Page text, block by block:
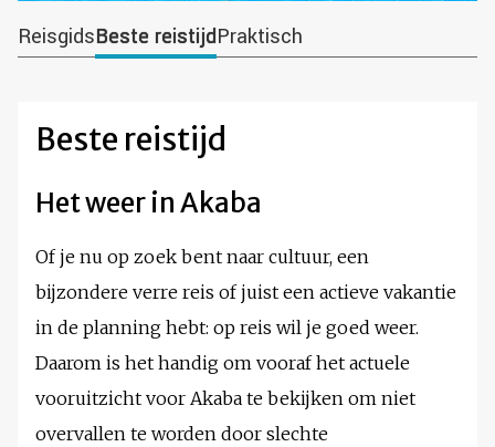
ReisgidsBeste reistijdPraktisch
Beste reistijd
Het weer in Akaba
Of je nu op zoek bent naar cultuur, een
bijzondere verre reis of juist een actieve vakantie
in de planning hebt: op reis wil je goed weer.
Daarom is het handig om vooraf het actuele
vooruitzicht voor Akaba te bekijken om niet
overvallen te worden door slechte